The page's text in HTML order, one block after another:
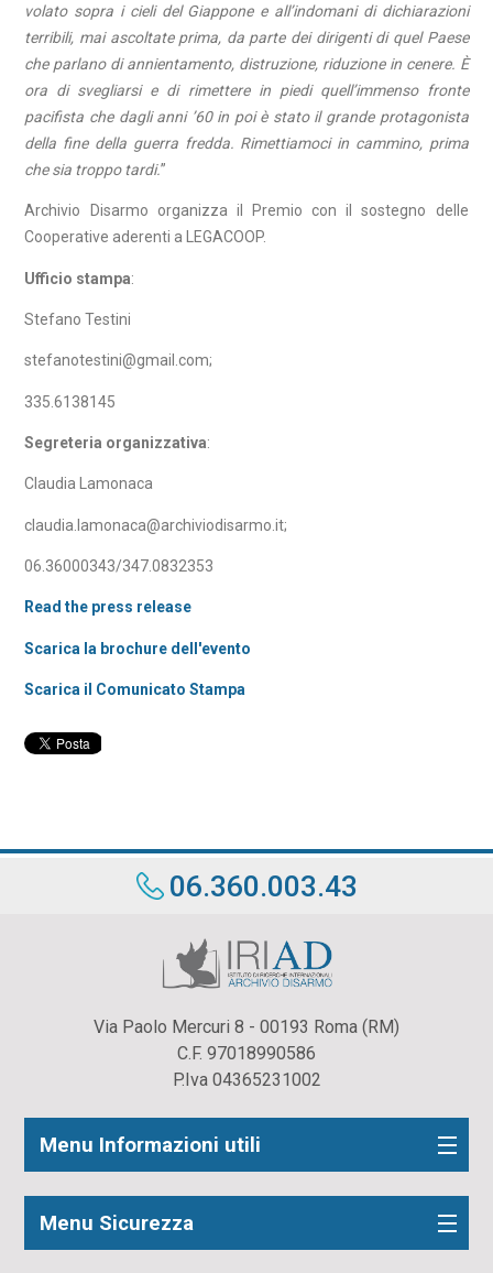
volato sopra i cieli del Giappone e all’indomani di dichiarazioni
terribili, mai ascoltate prima, da parte dei dirigenti di quel Paese
che parlano di annientamento, distruzione, riduzione in cenere. È
ora di svegliarsi e di rimettere in piedi quell’immenso fronte
pacifista che dagli anni ’60 in poi è stato il grande protagonista
della fine della guerra fredda. Rimettiamoci in cammino, prima
che sia troppo tardi.”
Archivio Disarmo organizza il Premio con il sostegno delle
Cooperative aderenti a LEGACOOP.
Ufficio stampa:
Stefano Testini
stefanotestini@gmail.com;
335.6138145
Segreteria organizzativa:
Claudia Lamonaca
claudia.lamonaca@archiviodisarmo.it;
06.36000343/347.0832353
Read the press release
Scarica la brochure dell'evento
Scarica il Comunicato Stampa
06.360.003.43
Via Paolo Mercuri 8 - 00193 Roma (RM)
C.F. 97018990586
P.Iva 04365231002
Menu Informazioni utili
Menu Sicurezza